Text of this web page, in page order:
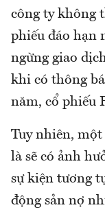
công ty không
phiếu đáo hạn
ngừng giao
khi có thông
năm, cổ phiếu
Tuy nhiên, một
là sẽ có ảnh
sự kiện tương
động sản nợ